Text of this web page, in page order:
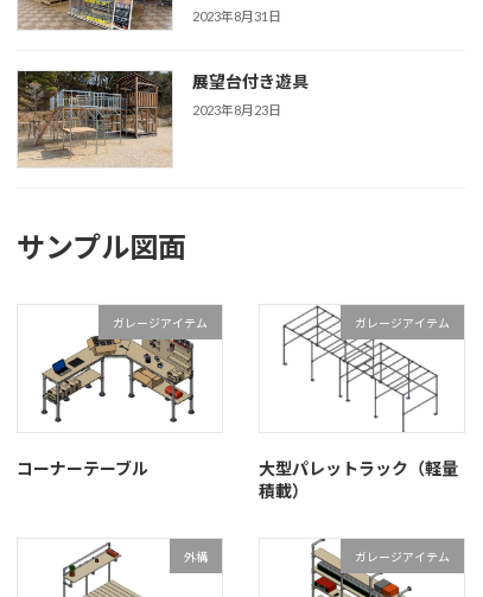
2023年8月31日
展望台付き遊具
2023年8月23日
サンプル図面
ガレージアイテム
コーナーテーブル
ガレージアイテム
大型パレットラック（軽量
積載）
外構 ガレージアイテム